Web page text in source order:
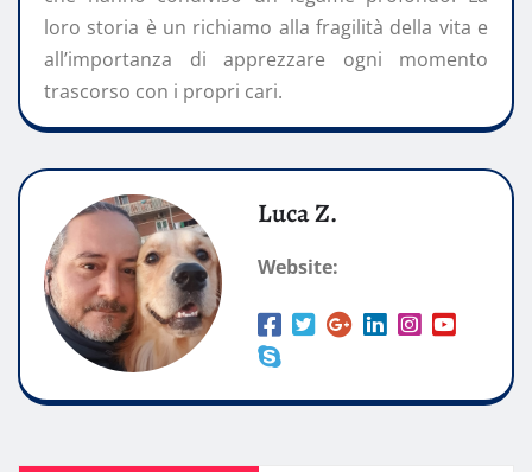
loro storia è un richiamo alla fragilità della vita e
all’importanza di apprezzare ogni momento
trascorso con i propri cari.
Luca Z.
Website: